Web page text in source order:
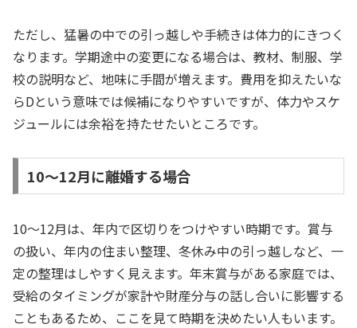
ただし、猛暑の中での引っ越しや手続きは体力的にきつく
なります。学期途中の変更になる場合は、教材、制服、学
校の説明など、地味に手間が増えます。費用を抑えたいな
らDという意味では候補になりやすいですが、体力やスケ
ジュールには余裕を持たせたいところです。
10〜12月に離婚する場合
10〜12月は、年内で区切りをつけやすい時期です。賞与
の扱い、年内の住まい整理、冬休み中の引っ越しなど、一
定の整理はしやすく見えます。年末賞与がある家庭では、
受給のタイミングが家計や財産分与の話し合いに影響する
こともあるため、ここを見て時期を決めたい人もいます。